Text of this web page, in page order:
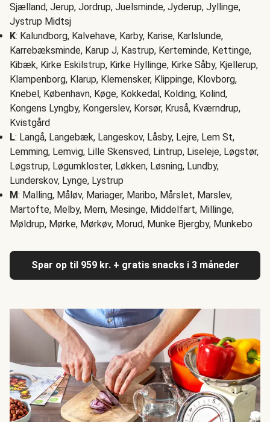
Sjælland, Jerup, Jordrup, Juelsminde, Jyderup, Jyllinge,
Jystrup Midtsj
K: Kalundborg, Kalvehave, Karby, Karise, Karlslunde,
Karrebæksminde, Karup J, Kastrup, Kerteminde, Kettinge,
Kibæk, Kirke Eskilstrup, Kirke Hyllinge, Kirke Såby, Kjellerup,
Klampenborg, Klarup, Klemensker, Klippinge, Klovborg,
Knebel, København, Køge, Kokkedal, Kolding, Kolind,
Kongens Lyngby, Kongerslev, Korsør, Kruså, Kværndrup,
Kvistgård
L: Langå, Langebæk, Langeskov, Låsby, Lejre, Lem St,
Lemming, Lemvig, Lille Skensved, Lintrup, Liseleje, Løgstør,
Løgstrup, Løgumkloster, Løkken, Løsning, Lundby,
Lunderskov, Lynge, Lystrup
M: Malling, Måløv, Mariager, Maribo, Mårslet, Marslev,
Martofte, Melby, Mern, Mesinge, Middelfart, Millinge,
Møldrup, Mørke, Mørkøv, Morud, Munke Bjergby, Munkebo
Spar op til 959 kr. + gratis snacks i 3 måneder